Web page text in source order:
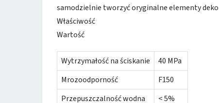
samodzielnie tworzyć oryginalne elementy
Właściwość
Wartość
Wytrzymałość na ściskanie
40 MPa
Mrozoodporność
F150
Przepuszczalność wodna
< 5%